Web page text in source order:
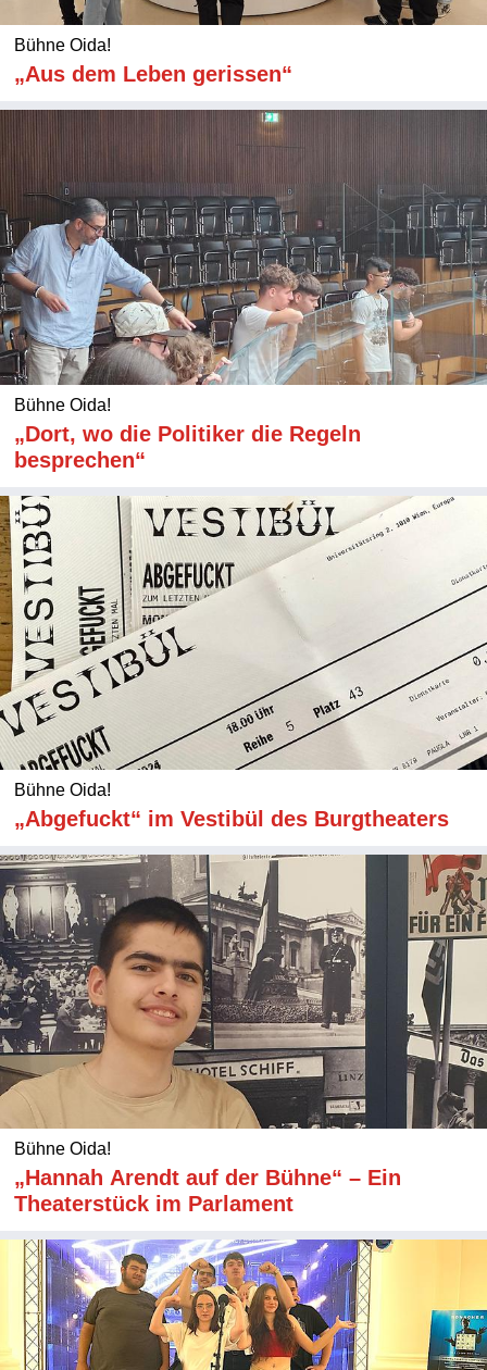
Bühne Oida!
„Aus dem Leben gerissen“
Bühne Oida!
„Dort, wo die Politiker die Regeln
besprechen“
Bühne Oida!
„Abgefuckt“ im Vestibül des Burgtheaters
Bühne Oida!
„Hannah Arendt auf der Bühne“ – Ein
Theaterstück im Parlament